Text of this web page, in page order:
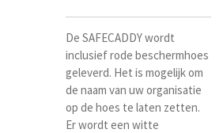
De SAFECADDY wordt
inclusief rode beschermhoes
geleverd. Het is mogelijk om
de naam van uw organisatie
op de hoes te laten zetten.
Er wordt een witte